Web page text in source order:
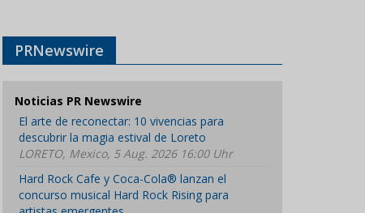
PRNewswire
Noticias PR Newswire
El arte de reconectar: 10 vivencias para
descubrir la magia estival de Loreto
LORETO, Mexico, 5 Aug. 2026 16:00 Uhr
Hard Rock Cafe y Coca-Cola® lanzan el
concurso musical Hard Rock Rising para